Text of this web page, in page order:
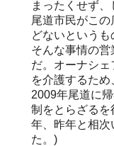
まったくせず、
尾道市民がこ
どないというも
そんな事情の
だ。オーナシ
を介護するため
2009年尾道に
制をとらざる
年、昨年と相次
た。)